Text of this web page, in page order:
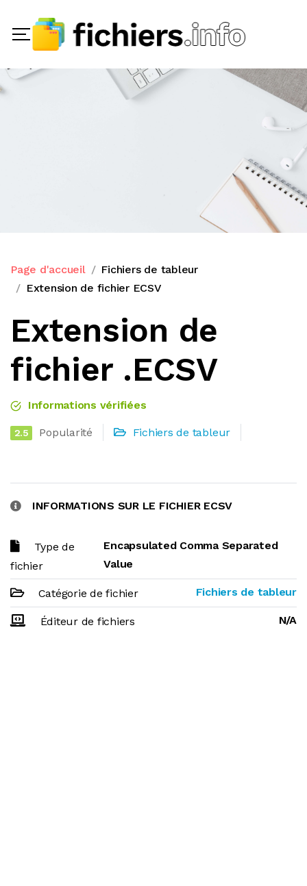
Page d'accueil
Fichiers de tableur
Extension de fichier ECSV
Extension de
fichier .ECSV
Informations vérifiées
2.5 Popularité Fichiers de tableur
INFORMATIONS SUR LE FICHIER ECSV
Type de
fichier
Encapsulated Comma Separated
Value
Catégorie de fichier Fichiers de tableur
Éditeur de fichiers N/A